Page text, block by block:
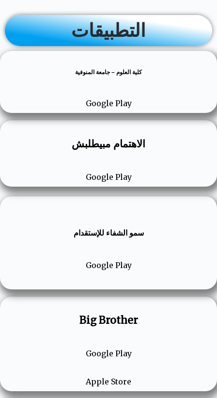
التطبيقات
كلية العلوم – جامعة المنوفية
Google Play
الاهتمام مبيطلبش
Google Play
سمو الشفاء للإستقدام
Google Play
Big Brother
Google Play
Apple Store